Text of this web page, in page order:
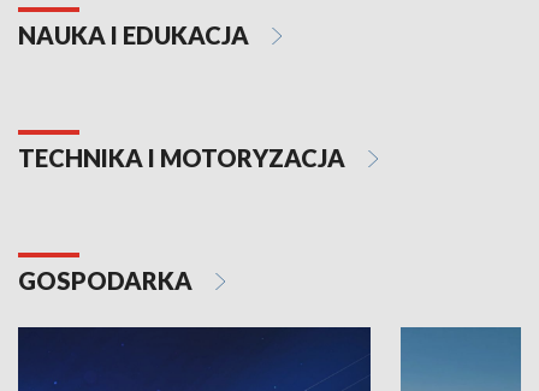
NAUKA I EDUKACJA
TECHNIKA I MOTORYZACJA
GOSPODARKA